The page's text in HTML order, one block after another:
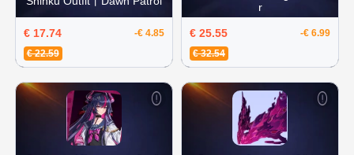
€ 17.74
-€ 4.85
€ 22.59
r
€ 25.55
-€ 6.99
€ 32.54